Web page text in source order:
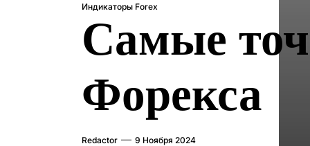
Индикаторы Forex
Самые
Форекса
Redactor 9 Ноября 2024